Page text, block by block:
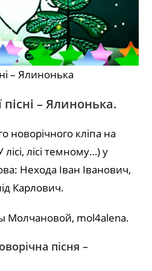
– Ялинонька
– Ялинонька.
новорічного кліпа на
лісі темному…) у
Нехода Іван Іванович,
Карлович.
Молчановой, mol4alena.
пісня –